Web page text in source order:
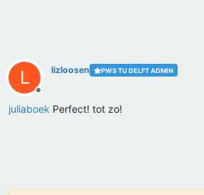
L
Offline
lizloosen PWS TU DELFT ADMIN
juliaboek Perfect! tot zo!